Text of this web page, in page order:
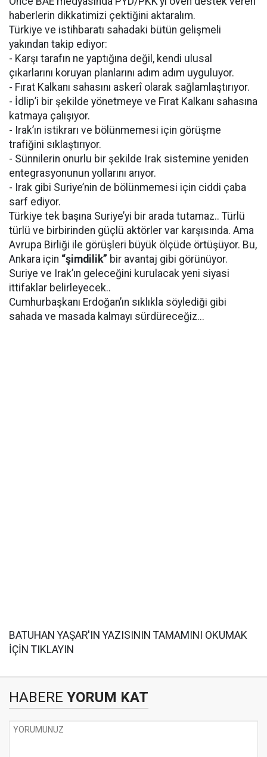
haberlerin dikkatimizi çektiğini aktaralım.
Türkiye ve istihbaratı sahadaki bütün gelişmeli
yakından takip ediyor:
- Karşı tarafın ne yaptığına değil, kendi ulusal
çıkarlarını koruyan planlarını adım adım uyguluyor.
- Fırat Kalkanı sahasını askerî olarak sağlamlaştırıyor.
- İdlip’i bir şekilde yönetmeye ve Fırat Kalkanı sahasına
katmaya çalışıyor.
- Irak’ın istikrarı ve bölünmemesi için görüşme
trafiğini sıklaştırıyor.
- Sünnilerin onurlu bir şekilde Irak sistemine yeniden
entegrasyonunun yollarını arıyor.
- Irak gibi Suriye’nin de bölünmemesi için ciddi çaba
sarf ediyor.
Türkiye tek başına Suriye’yi bir arada tutamaz.. Türlü
türlü ve birbirinden güçlü aktörler var karşısında. Ama
Avrupa Birliği ile görüşleri büyük ölçüde örtüşüyor. Bu,
Ankara için “şimdilik” bir avantaj gibi görünüyor.
Suriye ve Irak’ın geleceğini kurulacak yeni siyasi
ittifaklar belirleyecek..
Cumhurbaşkanı Erdoğan’ın sıklıkla söylediği gibi
sahada ve masada kalmayı sürdüreceğiz...
BATUHAN YAŞAR'IN YAZISININ TAMAMINI OKUMAK
İÇİN TIKLAYIN
HABERE YORUM KAT